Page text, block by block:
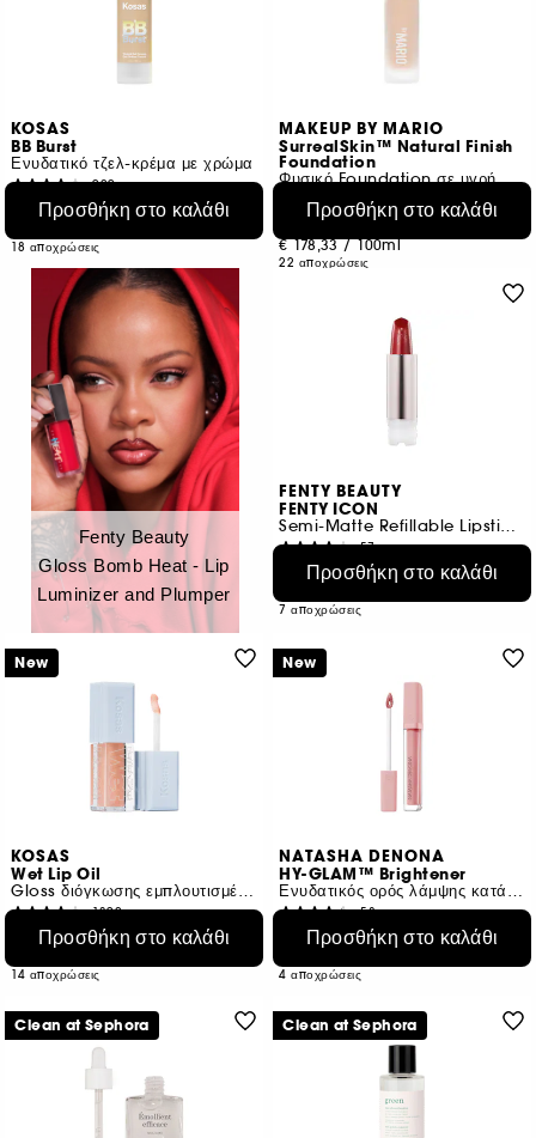
KOSAS
BB Burst
Ενυδατικό τζελ-κρέμα με χρώμα
909
€ 43,48
18 αποχρώσεις
Προσθήκη στο καλάθι
MAKEUP BY MARIO
SurrealSkin™ Natural Finish
Foundation
Φυσικό Foundation σε υγρή μορφή
40
€ 53,50
€ 178,33 /100ml
22 αποχρώσεις
Προσθήκη στο καλάθι
Fenty Beauty
Gloss Bomb Heat - Lip
Luminizer and Plumper
FENTY BEAUTY
FENTY ICON
Semi-Matte Refillable Lipstick: The Fill
57
€ 22,95
7 αποχρώσεις
Προσθήκη στο καλάθι
KOSAS
Wet Lip Oil
Gloss διόγκωσης εμπλουτισμένο με πεπτίδια
1390
€ 24,89
14 αποχρώσεις
Προσθήκη στο καλάθι
New
NATASHA DENONA
HY-GLAM™ Brightener
Ενυδατικός ορός λάμψης κατά των μαύρων κύκλων
58
€ 39,95
4 αποχρώσεις
Προσθήκη στο καλάθι
New
Clean at Sephora Clean at Sephora